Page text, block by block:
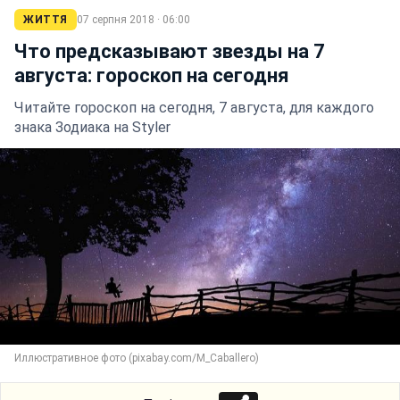
ЖИТТЯ 07 серпня 2018 · 06:00
Что предсказывают звезды на 7
августа: гороскоп на сегодня
Читайте гороскоп на сегодня, 7 августа, для каждого
знака Зодиака на Styler
Иллюстративное фото (pixabay.com/M_Caballero)